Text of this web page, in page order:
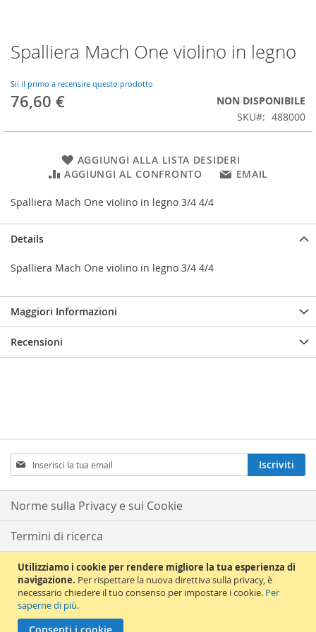
Utilizziamo i cookie per rendere migliore la tua esperienza di
navigazione. Per rispettare la nuova direttiva sulla privacy, è
necessario chiedere il tuo consenso per impostare i cookie. Per
saperne di più.
Vai
all'inizio
galleria
di
Spalliera Mach One violino in legno
Sii il primo a recensire questo prodotto
76,60 €
NON DISPONIBILE
SKU
488000
AGGIUNGI ALLA LISTA DESIDERI
AGGIUNGI AL CONFRONTO
EMAIL
Spalliera Mach One violino in legno 3/4 4/4
Details
Spalliera Mach One violino in legno 3/4 4/4
Maggiori Informazioni
Recensioni
Iscriviti
alla
nostra
Newsletter:
Iscriviti
Norme sulla Privacy e sui Cookie
Termini di ricerca
Ricerca avanzata
Ordini e resi
© 2012 La Chiave del Violino. All Rights Reserved. La Chiave del Violino s.a.s